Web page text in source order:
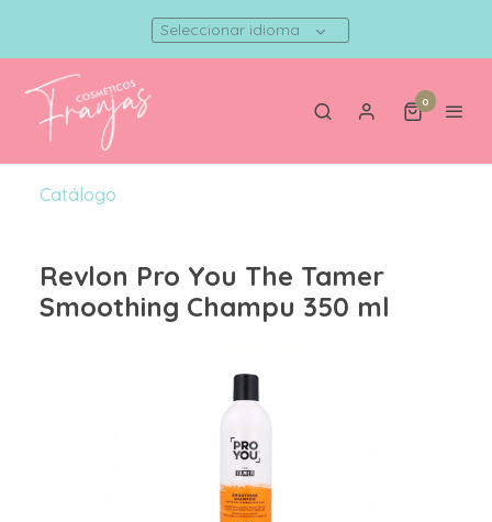
Seleccionar idioma
0
Catálogo
Revlon Pro You The Tamer
Smoothing Champu 350 ml